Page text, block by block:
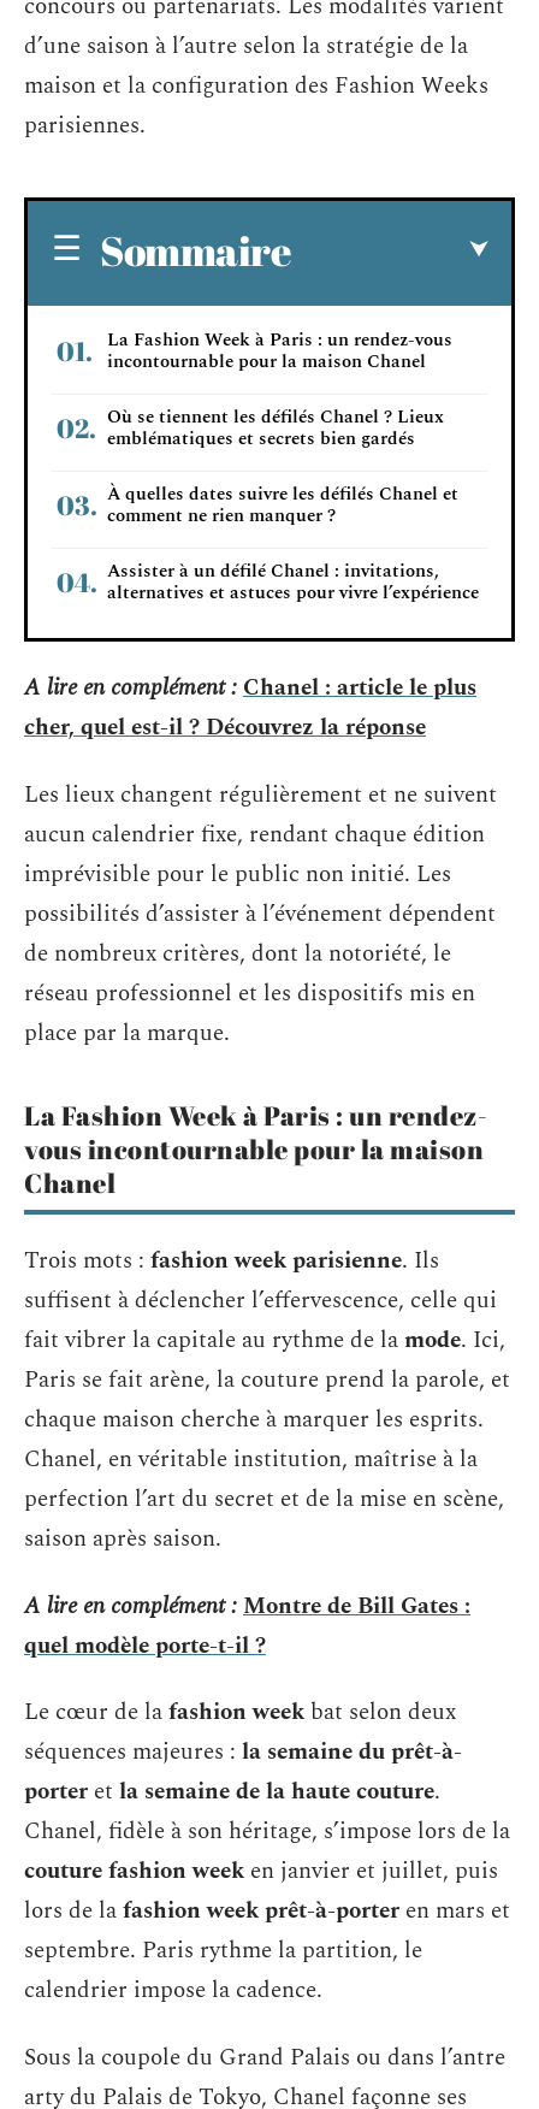
d’une saison à l’autre selon la stratégie de la
maison et la configuration des Fashion Weeks
parisiennes.
Sommaire
La Fashion Week à Paris : un rendez-vous
incontournable pour la maison Chanel
Où se tiennent les défilés Chanel ? Lieux
emblématiques et secrets bien gardés
À quelles dates suivre les défilés Chanel et
comment ne rien manquer ?
Assister à un défilé Chanel : invitations,
alternatives et astuces pour vivre l’expérience
A lire en complément :Chanel : article le plus
cher, quel est-il ? Découvrez la réponse
Les lieux changent régulièrement et ne suivent
aucun calendrier fixe, rendant chaque édition
imprévisible pour le public non initié. Les
possibilités d’assister à l’événement dépendent
de nombreux critères, dont la notoriété, le
réseau professionnel et les dispositifs mis en
place par la marque.
La Fashion Week à Paris : un rendez-
vous incontournable pour la maison
Chanel
Trois mots : fashion week parisienne. Ils
suffisent à déclencher l’effervescence, celle qui
fait vibrer la capitale au rythme de lamode. Ici,
Paris se fait arène, la couture prend la parole, et
chaque maison cherche à marquer les esprits.
Chanel, en véritable institution, maîtrise à la
perfection l’art du secret et de la mise en scène,
saison après saison.
A lire en complément :Montre de Bill Gates :
quel modèle porte-t-il ?
Le cœur de lafashion weekbat selon deux
séquences majeures : la semaine du prêt-à-
porter et la semaine de la haute couture.
Chanel, fidèle à son héritage, s’impose lors de la
couture fashion weeken janvier et juillet, puis
lors de lafashion week prêt-à-porter en mars et
septembre. Paris rythme la partition, le
calendrier impose la cadence.
Sous la coupole du Grand Palais ou dans l’antre
arty du Palais de Tokyo, Chanel façonne ses